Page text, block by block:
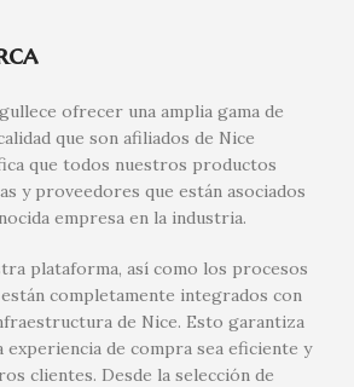
ofrecer una amplia gama de
que son afiliados de Nice
que todos nuestros productos
y proveedores que están asociados
empresa en la industria.
plataforma, así como los procesos
completamente integrados con
de Nice. Esto garantiza
experiencia de compra sea eficiente y
clientes. Desde la selección de